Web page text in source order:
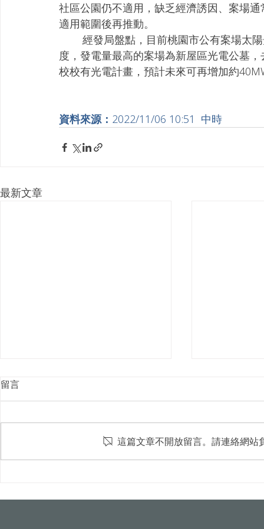
社區公園仍不適用，缺乏經濟誘因、案場
適用範圍後再推動。
度，發電量最高的案場為新屋區光電公墓
校校有光電計畫，預計未來可再增加約
資料來源： 2022/11/06 10:51  中時
最新文章
家破解5大迷思
留言
這篇文章不開放留言。請連絡網站